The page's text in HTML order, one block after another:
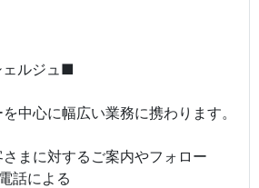
ルジュ■
中心に幅広い業務に携わります。
さまに対するご案内やフォロー
話による